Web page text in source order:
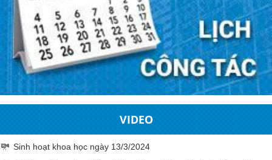
VIDEO
Sinh hoạt khoa học ngày 13/3/2024